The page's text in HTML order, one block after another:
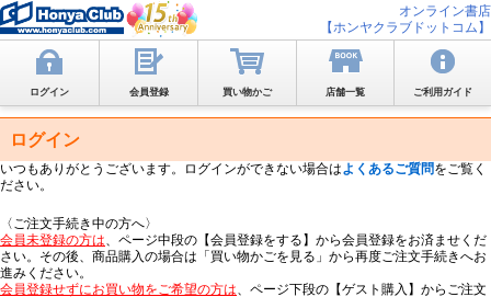
オンライン書店
【ホンヤクラブドットコム】
ログイン 会員登録 買い物かご 店舗一覧 ご利用ガイド
ログイン
いつもありがとうございます。ログインができない場合はよくあるご質問をご覧く
ださい。
〈ご注文手続き中の方へ〉
会員未登録の方は、ページ中段の【会員登録をする】から会員登録をお済ませくだ
さい。その後、商品購入の場合は「買い物かごを見る」から再度ご注文手続きへお
進みください。
会員登録せずにお買い物をご希望の方は、ページ下段の【ゲスト購入】からご注文